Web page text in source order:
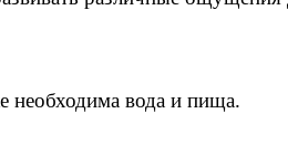
необходима вода и пища.